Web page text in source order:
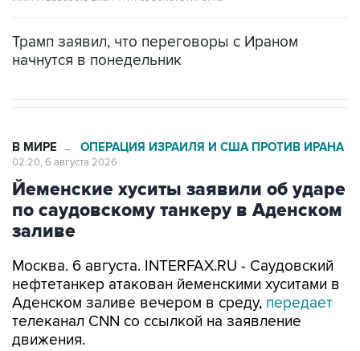
Трамп заявил, что переговоры с Ираном
начнутся в понедельник
В МИРЕ → ОПЕРАЦИЯ ИЗРАИЛЯ И США ПРОТИВ ИРАНА
02:20, 6 августа 2026
Йеменские хуситы заявили об ударе
по саудовскому танкеру в Аденском
заливе
Москва. 6 августа. INTERFAX.RU - Саудовский
нефтетанкер атакован йеменскими хуситами в
Аденском заливе вечером в среду, передает
телеканал CNN со ссылкой на заявление
движения.